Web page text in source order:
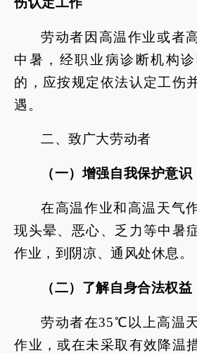
劳动者因高温作业或者
中暑，经职业病诊断机构
的，应按规定依法认定工伤
遇。
二、致广大劳动者
（一）增强自我保护意识
在高温作业和高温天气
现头晕、恶心、乏力等中暑
作业，到阴凉、通风处休息。
（二）了解自身合法权益
劳动者在35℃以上高温
作业，或在未采取有效降温